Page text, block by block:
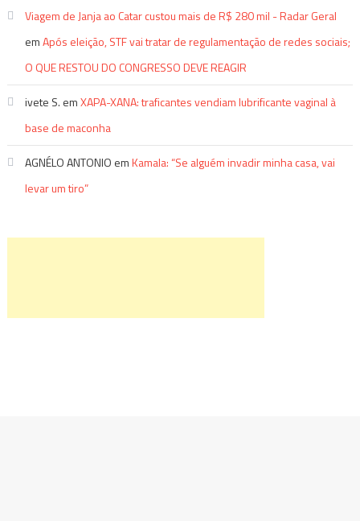
Viagem de Janja ao Catar custou mais de R$ 280 mil - Radar Geral
emApós eleição, STF vai tratar de regulamentação de redes sociais;
O QUE RESTOU DO CONGRESSO DEVE REAGIR
ivete S. emXAPA-XANA: traficantes vendiam lubrificante vaginal à
base de maconha
AGNÉLO ANTONIO emKamala: “Se alguém invadir minha casa, vai
levar um tiro”